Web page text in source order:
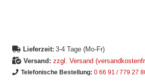
Lieferzeit: 3-4 Tage (Mo-Fr)
Versand: zzgl. Versand
Telefonische Bestellung: 0 66 91 / 779 27